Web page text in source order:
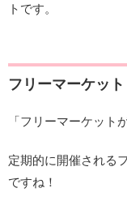
トです。
フリーマーケット
「フリーマーケット
定期的に開催される
ですね！